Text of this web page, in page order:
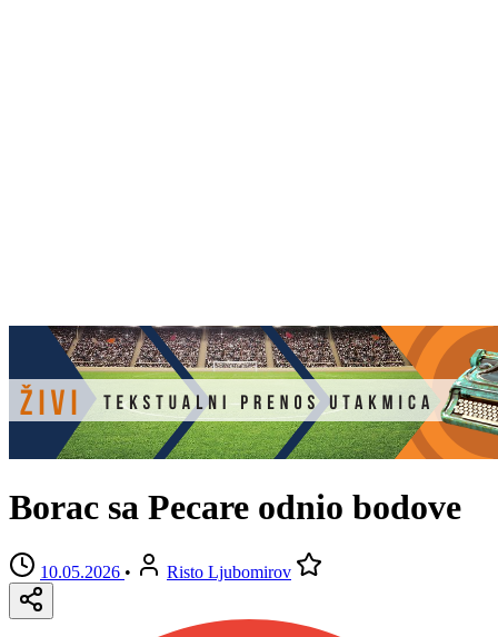
Borac sa Pecare odnio bodove
10.05.2026 • Risto Ljubomirov